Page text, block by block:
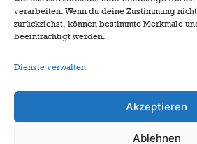
verarbeiten. Wenn du deine Zustimmung
zurückziehst, können bestimmte Merkmale
beeinträchtigt werden.
Dienste verwalten
Akzeptieren
Ablehnen